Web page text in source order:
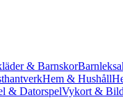
& Barnskor
Hem & Hushåll
& DatorspelVykort &